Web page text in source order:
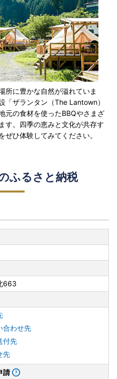
所に豊かな自然が溢れていま
「ザランタン（The Lantown）
元の食材を使ったBBQやさまざ
す。四季の恵みと文化が共存す
ぜひ体験してみてください。
ふるさと納税
663
合わせ先
付先
先
請